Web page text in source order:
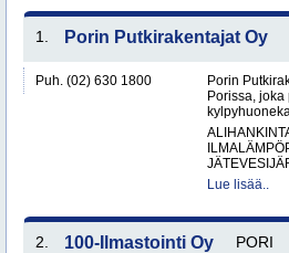
1. Porin Putkirakentajat Oy
Puh. (02) 630 1800
Porin
Porissa,
Lue lisää..
2. 100-Ilmastointi Oy PORI